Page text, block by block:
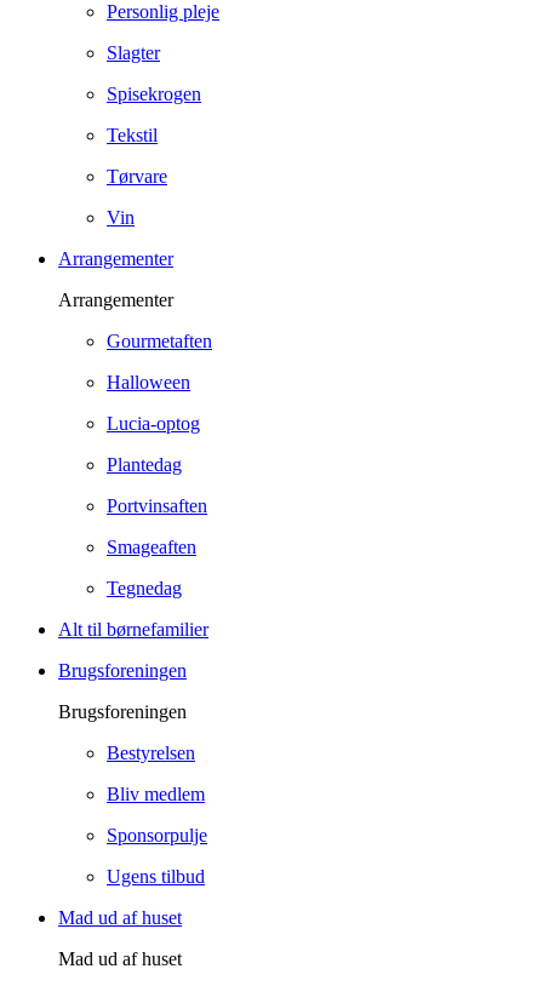
Personlig pleje
Slagter
Spisekrogen
Tekstil
Tørvare
Vin
Arrangementer
Arrangementer
Gourmetaften
Halloween
Lucia-optog
Plantedag
Portvinsaften
Smageaften
Tegnedag
Alt til børnefamilier
Brugsforeningen
Brugsforeningen
Bestyrelsen
Bliv medlem
Sponsorpulje
Ugens tilbud
Mad ud af huset
Mad ud af huset